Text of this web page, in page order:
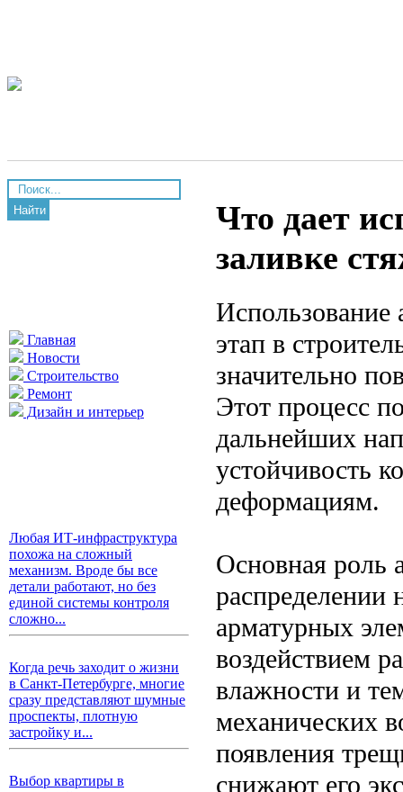
Найти
Главная
Новости
Строительство
Ремонт
Дизайн и интерьер
Любая ИТ-инфраструктура
похожа на сложный
механизм. Вроде бы все
детали работают, но без
единой системы контроля
сложно...
Когда речь заходит о жизни
в Санкт-Петербурге, многие
сразу представляют шумные
проспекты, плотную
застройку и...
Выбор квартиры в
Что дает
заливке
этап в
значительно
Этот процесс
дальнейших
устойчивость
деформациям.
Основная роль
распределении
арматурных
воздействием
влажности и
механических
появления
снижают его